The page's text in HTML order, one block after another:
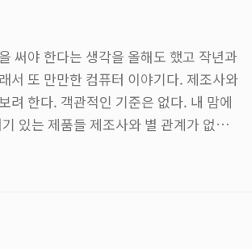
남자같이 꾸미고 행동하면 보이시한
써야 한다는 생각을 올해도 했고 작년과
서 또 만만한 컴퓨터 이야기다. 제조사와
려 한다. 객관적인 기준은 없다. 내 맘에
있는 제품들 제조사와 별 관계가 없는
PC시장이 재밌게 돌아간 덕분에 쓸 이
이 필요없다고 느껴질 정도다. 괴상..